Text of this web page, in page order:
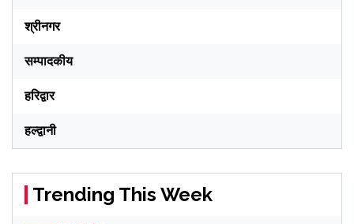
श्रीनगर
सम्पादकीय
हरिद्वार
हल्द्वानी
Trending This Week